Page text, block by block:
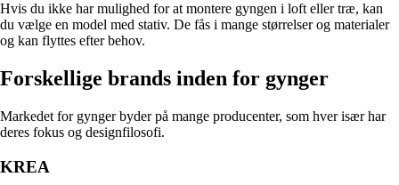
Hvis du ikke har mulighed for at montere gyngen i loft eller træ, kan
du vælge en model med stativ. De fås i mange størrelser og materialer
og kan flyttes efter behov.
Forskellige brands inden for gynger
Markedet for gynger byder på mange producenter, som hver især har
deres fokus og designfilosofi.
KREA